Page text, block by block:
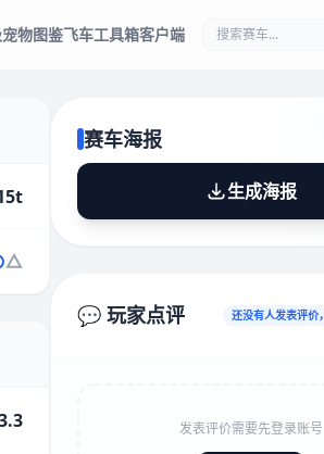
宠物图鉴飞车工具箱客户端
赛车海报
生成海报
💬 玩家点评 还没有人发表评价
发表评价需要先登录账号